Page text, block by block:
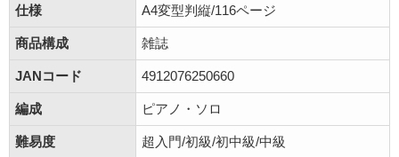
仕様 A4変型判縦/116ページ
商品構成 雑誌
JANコード 4912076250660
編成 ピアノ・ソロ
難易度 超入門/初級/初中級/中級